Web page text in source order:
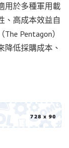
用於多種軍用載
、高成本效益自
Pentagon）
降低採購成本、